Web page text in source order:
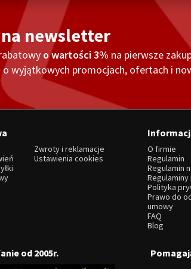
newsletter
o wartości 3% na pierwsze
wyjątkowych promocjach, ofertach i
Zwroty i reklamacje
Ustawienia cookies
O firmie
Regulamin
Regulamin
Polityka
Prawo do
umowy
FAQ
Blog
od 2005r.